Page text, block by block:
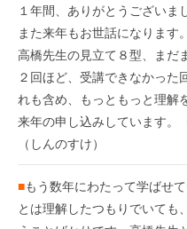
１年間、ありがとうございま
また来年もお世話になります
高橋先生の見立て８型、まだ
２回ほど、受講できなかった
れも含め、もっともっと理解
来年の申し込みしています。
（しんのすけ）
■もう数年にわたって学ばせ
とは理解したつもりでいても